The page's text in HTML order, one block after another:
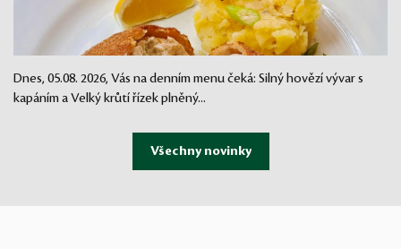
Dnes, 05.08. 2026, Vás na denním menu čeká: Silný hovězí vývar s
kapáním a Velký krůtí řízek plněný...